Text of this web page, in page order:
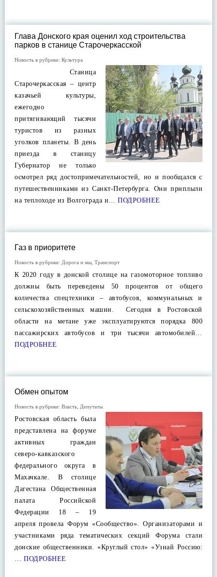
Глава Донского края оценил ход строительства
парков в станице Старочеркасской
Новость в рубрике: Культура
Станица
Старочеркасская – центр
казачьей культуры,
ежегодно
притягивающий тысячи
туристов из разных
уголков планеты. В день
приезда в станицу
Губернатор не только
осмотрел ряд достопримечательностей, но и пообщался с
путешественниками из Санкт-Петербурга. Они приплыли
на теплоходе из Волгограда и… ПОДРОБНЕЕ
Газ в приоритете
Новость в рубрике: Дорога и мы Транспорт
К 2020 году в донской столице на газомоторное топливо
должны быть переведены 50 процентов от общего
количества спецтехники – автобусов, коммунальных и
сельскохозяйственных машин. Сегодня в Ростовской
области на метане уже эксплуатируются порядка 800
пассажирских автобусов и три тысячи автомобилей…
ПОДРОБНЕЕ
Обмен опытом
Новость в рубрике: Власть Депутаты
Ростовская область была
представлена на форуме
активных граждан
северо-кавказского
федерального округа в
Махачкале. В столице
Дагестана Общественная
палата Российской
Федерации 18 – 19
апреля провела Форум «Сообщество». Организаторами и
участниками ряда тематических секций Форума стали
донские общественники. «Круглый стол» «Узнай Россию:
… ПОДРОБНЕЕ